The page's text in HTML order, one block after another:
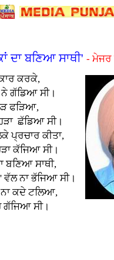
ਦਾ ਬਣਿਆ ਸਾਥੀ' - ਮੇਜਰ
ਕਰਕੇ,
ਨੇ ਗੱਡਿਆ ਸੀ।
ਫੜਿਆ,
ਛੱਡਿਆ ਸੀ।
ਪ੍ਰਚਾਰ ਕੀਤਾ,
ਕੱਜਿਆ ਸੀ।
ਬਣਿਆ ਸਾਥੀ,
ਨਾ ਭੱਜਿਆ ਸੀ।
ਕਦੇ ਟਲਿਆ,
ਗੱਜਿਆ ਸੀ।